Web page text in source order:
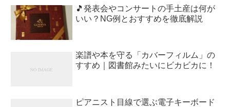
🎵発表会やコンサートの手土産は何が
いい？NG例とおすすめを徹底解説
楽譜や本を守る「カバーフィルム」の
すすめ｜図書館みたいにビカビカに！
ピアニスト目線で選ぶ電子キーボード